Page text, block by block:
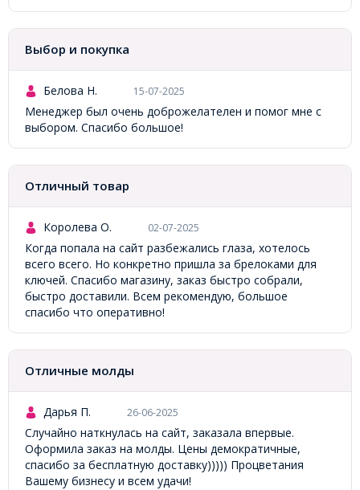
Выбор и покупка
Белова Н. 15-07-2025
Менеджер был очень доброжелателен и помог мне с
выбором. Спасибо большое!
Отличный товар
Королева О. 02-07-2025
Когда попала на сайт разбежались глаза, хотелось
всего всего. Но конкретно пришла за брелоками для
ключей. Спасибо магазину, заказ быстро собрали,
быстро доставили. Всем рекомендую, большое
спасибо что оперативно!
Отличные молды
Дарья П. 26-06-2025
Случайно наткнулась на сайт, заказала впервые.
Оформила заказ на молды. Цены демократичные,
спасибо за бесплатную доставку))))) Процветания
Вашему бизнесу и всем удачи!